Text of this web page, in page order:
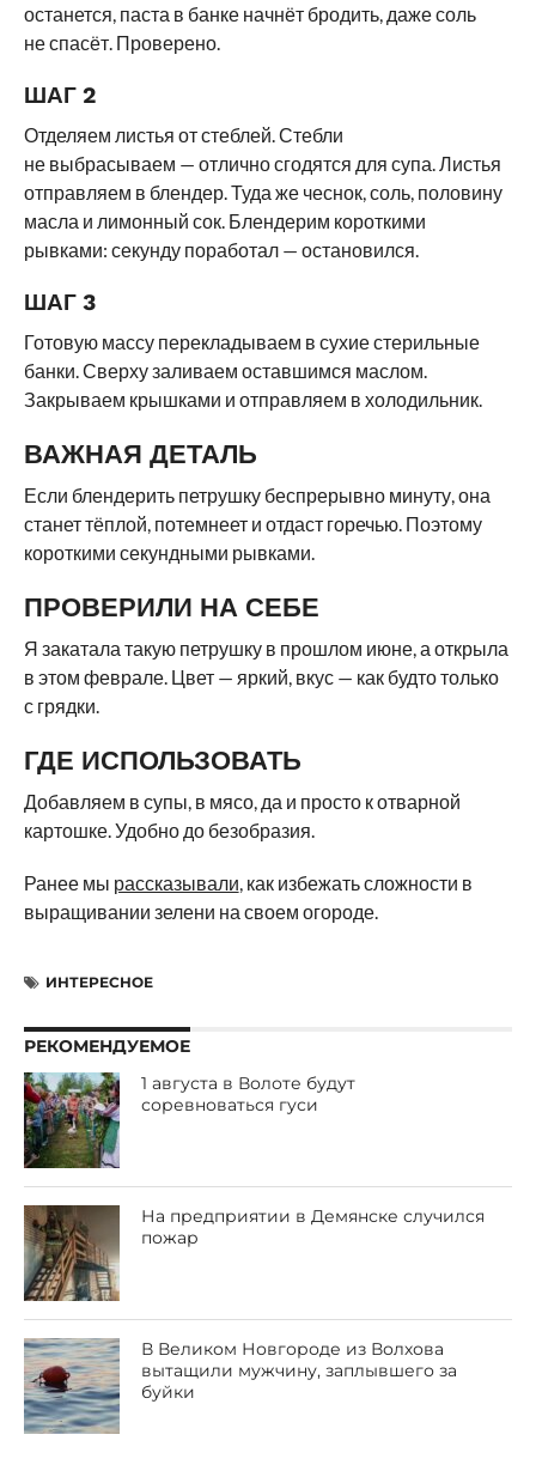
останется, паста в банке начнёт бродить, даже соль
не спасёт. Проверено.
ШАГ 2
Отделяем листья от стеблей. Стебли
не выбрасываем — отлично сгодятся для супа. Листья
отправляем в блендер. Туда же чеснок, соль, половину
масла и лимонный сок. Блендерим короткими
рывками: секунду поработал — остановился.
ШАГ 3
Готовую массу перекладываем в сухие стерильные
банки. Сверху заливаем оставшимся маслом.
Закрываем крышками и отправляем в холодильник.
ВАЖНАЯ ДЕТАЛЬ
Если блендерить петрушку беспрерывно минуту, она
станет тёплой, потемнеет и отдаст горечью. Поэтому
короткими секундными рывками.
ПРОВЕРИЛИ НА СЕБЕ
Я закатала такую петрушку в прошлом июне, а открыла
в этом феврале. Цвет — яркий, вкус — как будто только
с грядки.
ГДЕ ИСПОЛЬЗОВАТЬ
Добавляем в супы, в мясо, да и просто к отварной
картошке. Удобно до безобразия.
Ранее мы рассказывали, как избежать сложности в
выращивании зелени на своем огороде.
ИНТЕРЕСНОЕ
РЕКОМЕНДУЕМОЕ
1 августа в Волоте будут
соревноваться гуси
На предприятии в Демянске случился
пожар
В Великом Новгороде из Волхова
вытащили мужчину, заплывшего за
буйки